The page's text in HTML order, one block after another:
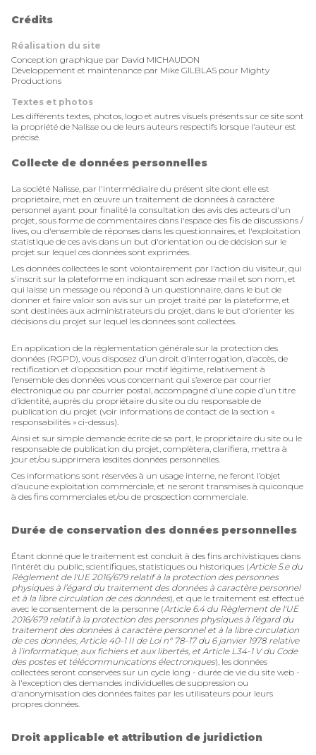
Crédits
Réalisation du site
Conception graphique par David MICHAUDON
Développement et maintenance par Mike GILBLAS pour Mighty
Productions
Textes et photos
Les différents textes, photos, logo et autres visuels présents sur ce site sont
la propriété de Nalisse ou de leurs auteurs respectifs lorsque l'auteur est
précisé.
Collecte de données personnelles
La société Nalisse, par l'intermédiaire du présent site dont elle est
propriétaire, met en œuvre un traitement de données à caractère
personnel ayant pour finalité la consultation des avis des acteurs d'un
projet, sous forme de commentaires dans l'espace des fils de discussions /
lives, ou d'ensemble de réponses dans les questionnaires, et l'exploitation
statistique de ces avis dans un but d'orientation ou de décision sur le
projet sur lequel ces données sont exprimées.
Les données collectées le sont volontairement par l'action du visiteur, qui
s'inscrit sur la plateforme en indiquant son adresse mail et son nom, et
qui laisse un message ou répond à un questionnaire, dans le but de
donner et faire valoir son avis sur un projet traité par la plateforme, et
sont destinées aux administrateurs du projet, dans le but d'orienter les
décisions du projet sur lequel les données sont collectées.
En application de la règlementation générale sur la protection des
données (RGPD), vous disposez d’un droit d’interrogation, d’accès, de
rectification et d’opposition pour motif légitime, relativement à
l’ensemble des données vous concernant qui s’exerce par courrier
électronique ou par courrier postal, accompagné d’une copie d’un titre
d’identité, auprès du propriétaire du site ou du responsable de
publication du projet (voir informations de contact de la section «
responsabilités » ci-dessus).
Ainsi et sur simple demande écrite de sa part, le propriétaire du site ou le
responsable de publication du projet, complètera, clarifiera, mettra à
jour et/ou supprimera lesdites données personnelles.
Ces informations sont réservées à un usage interne, ne feront l’objet
d’aucune exploitation commerciale, et ne seront transmises à quiconque
à des fins commerciales et/ou de prospection commerciale.
Durée de conservation des données personnelles
Étant donné que le traitement est conduit à des fins archivistiques dans
l’intérêt du public, scientifiques, statistiques ou historiques (Article 5.e du
Règlement de l'UE 2016/679 relatif à la protection des personnes
physiques à l’égard du traitement des données à caractère personnel
et à la libre circulation de ces données), et que le traitement est effectué
avec le consentement de la personne (Article 6.4 du Règlement de l'UE
2016/679 relatif à la protection des personnes physiques à l’égard du
traitement des données à caractère personnel et à la libre circulation
de ces données, Article 40-1 II de Loi n° 78-17 du 6 janvier 1978 relative
à l’informatique, aux fichiers et aux libertés, et Article L34-1 V du Code
des postes et télécommunications électroniques), les données
collectées seront conservées sur un cycle long - durée de vie du site web -
à l'exception des demandes individuelles de suppression ou
d'anonymisation des données faites par les utilisateurs pour leurs
propres données.
Droit applicable et attribution de juridiction